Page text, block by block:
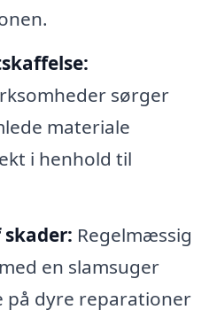
sørger
materiale
i henhold til
skader: Regelmæssig
en slamsuger
på dyre reparationer